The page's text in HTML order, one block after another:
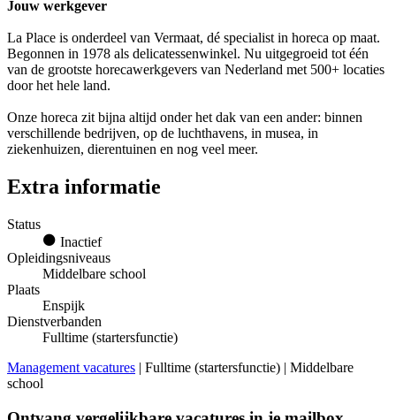
Jouw werkgever
La Place is onderdeel van Vermaat, dé specialist in horeca op maat.
Begonnen in 1978 als delicatessenwinkel. Nu uitgegroeid tot één
van de grootste horecawerkgevers van Nederland met 500+ locaties
door het hele land.
Onze horeca zit bijna altijd onder het dak van een ander: binnen
verschillende bedrijven, op de luchthavens, in musea, in
ziekenhuizen, dierentuinen en nog veel meer.
Extra informatie
Status
Inactief
Opleidingsniveaus
Middelbare school
Plaats
Enspijk
Dienstverbanden
Fulltime (startersfunctie)
Management vacatures | Fulltime (startersfunctie) | Middelbare
school